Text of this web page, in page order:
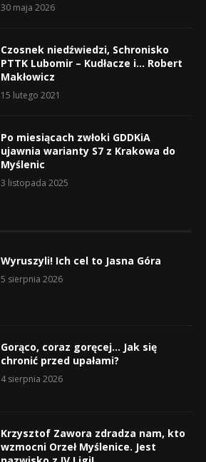
30 maja 2026
Czosnek niedźwiedzi, Schronisko
PTTK Lubomir – Kudłacze i… Robert
Makłowicz
15 lutego 2021
Po miesiącach zwłoki GDDKiA
ujawnia warianty S7 z Krakowa do
Myślenic
3 listopada 2025
Wyruszyli! Ich cel to Jasna Góra
5 sierpnia 2026
Gorąco, coraz goręcej… Jak się
chronić przed upałami?
4 sierpnia 2026
Krzysztof Zawora zdradza nam, kto
wzmocni Orzeł Myślenice. Jest